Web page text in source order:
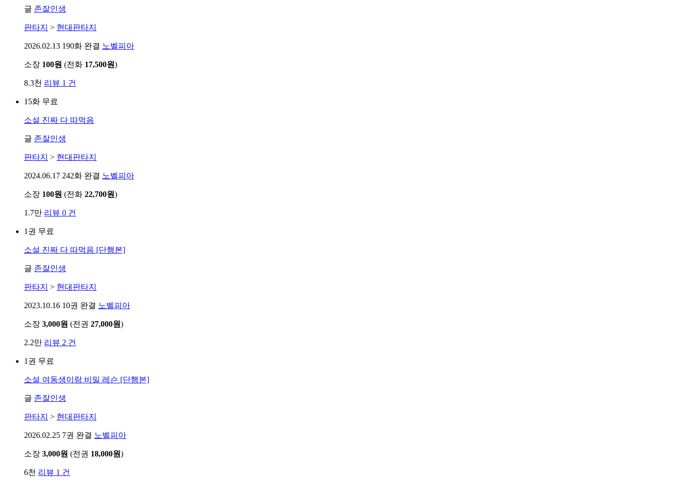
글 존잘인생
판타지 > 현대판타지
2026.02.13 190화 완결 노벨피아
소장 100원 (전화 17,500원)
8.3천 리뷰 1 건
15화 무료
소설 진짜 다 따먹음
글 존잘인생
판타지 > 현대판타지
2024.06.17 242화 완결 노벨피아
소장 100원 (전화 22,700원)
1.7만 리뷰 0 건
1권 무료
소설 진짜 다 따먹음 [단행본]
글 존잘인생
판타지 > 현대판타지
2023.10.16 10권 완결 노벨피아
소장 3,000원 (전권 27,000원)
2.2만 리뷰 2 건
1권 무료
소설 여동생이랑 비밀 레슨 [단행본]
글 존잘인생
판타지 > 현대판타지
2026.02.25 7권 완결 노벨피아
소장 3,000원 (전권 18,000원)
6천 리뷰 1 건